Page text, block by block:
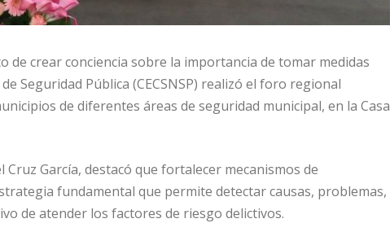
de crear conciencia sobre la importancia de tomar medidas
Seguridad Pública (CECSNSP) realizó el foro regional
de diferentes áreas de seguridad municipal, en la Casa
García, destacó que fortalecer mecanismos de
fundamental que permite detectar causas, problemas,
de atender los factores de riesgo delictivos.